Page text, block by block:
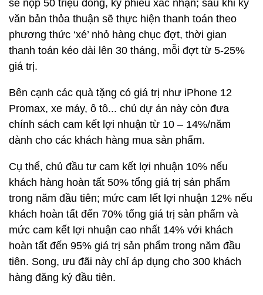
sẽ nộp 50 triệu đồng, ký phiếu xác nhận; sau khi ký
văn bản thỏa thuận sẽ thực hiện thanh toán theo
phương thức ‘xé’ nhỏ hàng chục đợt, thời gian
thanh toán kéo dài lên 30 tháng, mỗi đợt từ 5-25%
giá trị.
Bên cạnh các quà tặng có giá trị như iPhone 12
Promax, xe máy, ô tô... chủ dự án này còn đưa
chính sách cam kết lợi nhuận từ 10 – 14%/năm
dành cho các khách hàng mua sản phẩm.
Cụ thể, chủ đầu tư cam kết lợi nhuận 10% nếu
khách hàng hoàn tất 50% tổng giá trị sản phẩm
trong năm đầu tiên; mức cam lết lợi nhuận 12% nếu
khách hoàn tất đến 70% tổng giá trị sản phẩm và
mức cam kết lợi nhuận cao nhất 14% với khách
hoàn tất đến 95% giá trị sản phẩm trong năm đầu
tiên. Song, ưu đãi này chỉ áp dụng cho 300 khách
hàng đăng ký đầu tiên.